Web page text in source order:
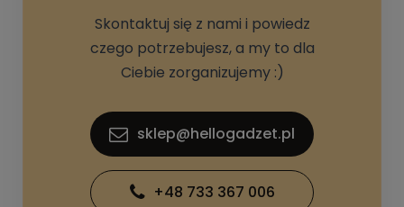
Skontaktuj się z nami i powiedz
czego potrzebujesz, a my to dla
Ciebie zorganizujemy :)
sklep@hellogadzet.pl
+48 733 367 006